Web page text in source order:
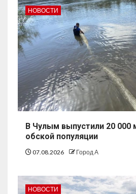
НОВОСТИ
В Чулым выпустили 20 000
обской популяции
07.08.2026 Город А
НОВОСТИ